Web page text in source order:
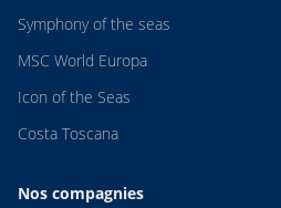
Symphony of the seas
MSC World Europa
Icon of the Seas
Costa Toscana
Nos compagnies